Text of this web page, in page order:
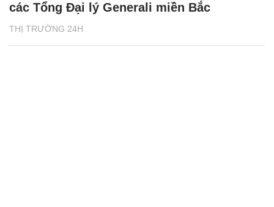
THỊ TRƯỜNG 24H
các Tổng Đại lý Generali miền Bắc